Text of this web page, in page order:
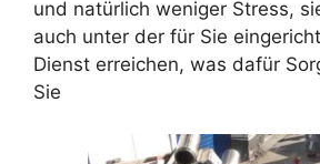
und natürlich weniger Stress,
auch unter der für Sie
Dienst erreichen, was dafür
Sie